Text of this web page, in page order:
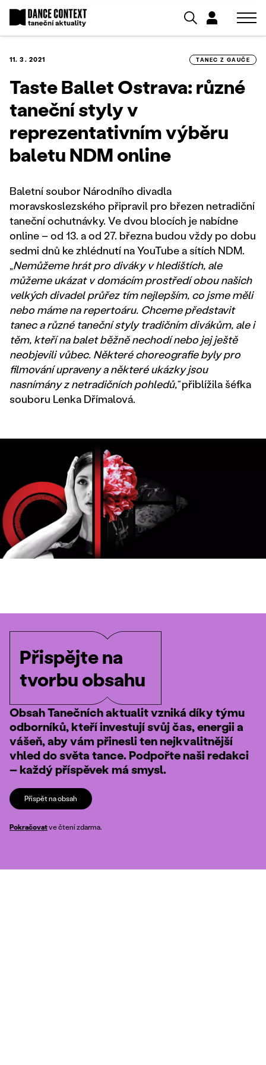
11. 3. 2021 TANEC Z GAUČE
Taste Ballet Ostrava: různé
taneční styly v
reprezentativním výběru
baletu NDM online
Baletní soubor Národního divadla
moravskoslezského připravil pro březen netradiční
taneční ochutnávky. Ve dvou blocích je nabídne
online – od 13. a od 27. března budou vždy po dobu
sedmi dnů ke zhlédnutí na YouTube a sítích NDM.
„Nemůžeme hrát pro diváky v hledištích, ale
můžeme ukázat v domácím prostředí obou našich
velkých divadel průřez tím nejlepším, co jsme měli
nebo máme na repertoáru. Chceme představit
tanec a různé taneční styly tradičním divákům, ale i
těm, kteří na balet běžně nechodí nebo jej ještě
neobjevili vůbec. Některé choreografie byly pro
filmování upraveny a některé ukázky jsou
nasnímány z netradičních pohledů,“přiblížila šéfka
souboru Lenka Dřímalová.
Přispějte na
tvorbu obsahu
Obsah Tanečních aktualit vzniká díky týmu
odborníků, kteří investují svůj čas, energii a
vášeň, aby vám přinesli ten nejkvalitnější
vhled do světa tance. Podpořte naši redakci
– každý příspěvek má smysl.
Přispět na obsah
Pokračovatve čtení zdarma.